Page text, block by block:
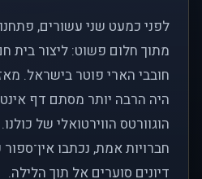
מתוך חלום פשוט: ליצור בית
חובבי הארי פוטר בישראל.
היה הרבה יותר מסתם דף
הוגוורטס הווירטואלי של
חברויות אמת, נכתבו
דיונים סוערים אל תוך הלילה.